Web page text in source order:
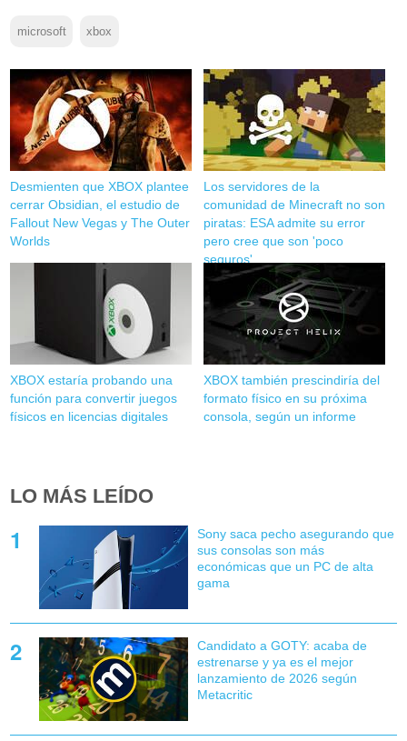
microsoft xbox
Desmienten que XBOX plantee
cerrar Obsidian, el estudio de
Fallout New Vegas y The Outer
Worlds
Los servidores de la
comunidad de Minecraft no son
piratas: ESA admite su error
pero cree que son 'poco
seguros'
XBOX estaría probando una
función para convertir juegos
físicos en licencias digitales
XBOX también prescindiría del
formato físico en su próxima
consola, según un informe
LO MÁS LEÍDO
Sony saca pecho asegurando que
sus consolas son más
económicas que un PC de alta
gama
Candidato a GOTY: acaba de
estrenarse y ya es el mejor
lanzamiento de 2026 según
Metacritic